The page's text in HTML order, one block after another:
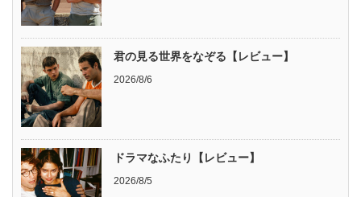
君の見る世界をなぞる【レビュー】
2026/8/6
ドラマなふたり【レビュー】
2026/8/5